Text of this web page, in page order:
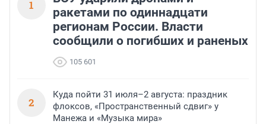
1
ракетами по одиннадцати
регионам России. Власти
сообщили о погибших и раненых
105 601
2
Куда пойти 31 июля–2 августа: праздник
флоксов, «Пространственный сдвиг» у
Манежа и «Музыка мира»